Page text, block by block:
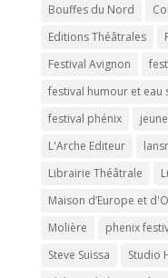
Bouffes du Nord
Editions Théâtrales
Festival Avignon
festival humour et eau
festival phénix
L'Arche Editeur
Librairie Théâtrale
Maison d’Europe et
Molière
phenix
Steve Suissa
Studio